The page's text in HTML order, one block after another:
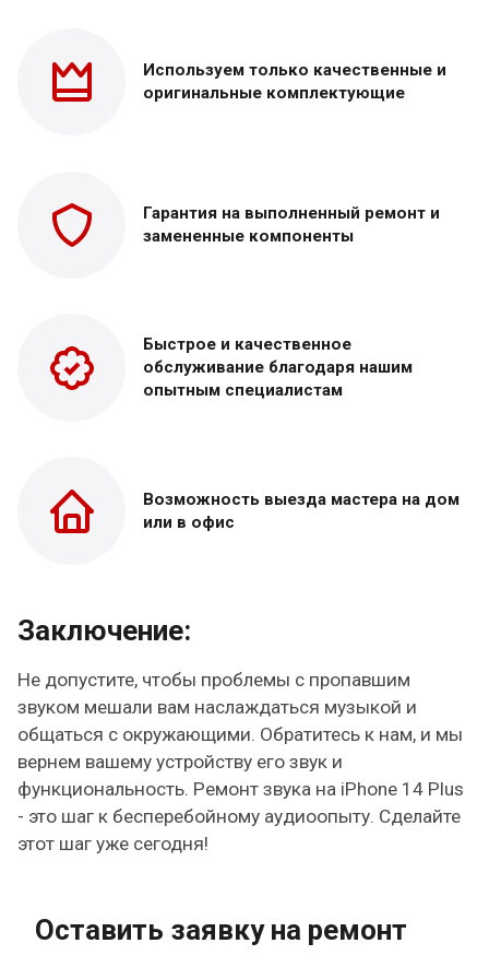
Используем только качественные и
оригинальные комплектующие
Гарантия на выполненный ремонт и
замененные компоненты
Быстрое и качественное
обслуживание благодаря нашим
опытным специалистам
Возможность выезда мастера на дом
или в офис
Заключение:
Не допустите, чтобы проблемы с пропавшим
звуком мешали вам наслаждаться музыкой и
общаться с окружающими. Обратитесь к нам, и мы
вернем вашему устройству его звук и
функциональность. Ремонт звука на iPhone 14 Plus
- это шаг к бесперебойному аудиоопыту. Сделайте
этот шаг уже сегодня!
Оставить заявку на ремонт